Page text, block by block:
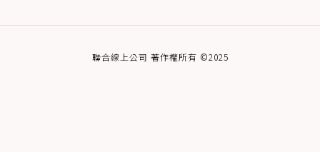
聯合線上公司 著作權所有 ©2025